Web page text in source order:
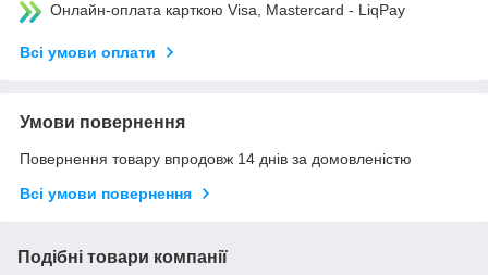
Онлайн-оплата карткою Visa, Mastercard - LiqPay
Всі умови оплати
Умови повернення
Повернення товару впродовж 14 днів за домовленістю
Всі умови повернення
Подібні товари компанії